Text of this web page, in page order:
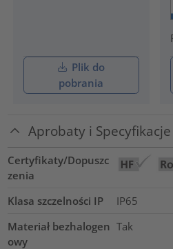
Plik do
pobrania
Aprobaty i Specyfikacje
Certyfikaty/Dopuszc
zenia
Klasa szczelności IP
IP65
Materiał bezhalogen
owy
Tak